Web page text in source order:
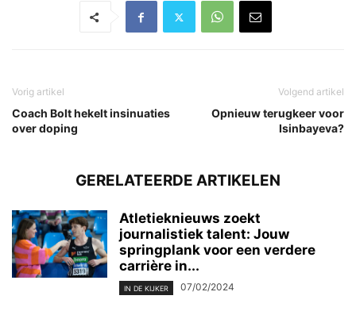
Vorig artikel
Coach Bolt hekelt insinuaties
over doping
Volgend artikel
Opnieuw terugkeer voor
Isinbayeva?
GERELATEERDE ARTIKELEN
Atletieknieuws zoekt
journalistiek talent: Jouw
springplank voor een verdere
carrière in...
IN DE KIJKER 07/02/2024